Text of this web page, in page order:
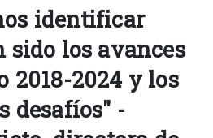
identificar
sido los avances
2018-2024 y los
desafíos" -